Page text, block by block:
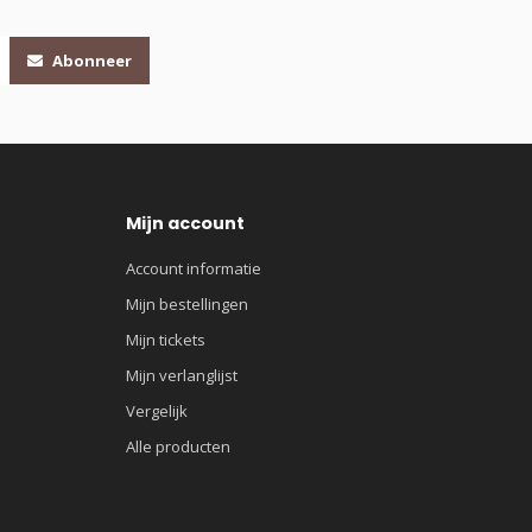
Abonneer
Mijn account
Account informatie
Mijn bestellingen
Mijn tickets
Mijn verlanglijst
Vergelijk
Alle producten